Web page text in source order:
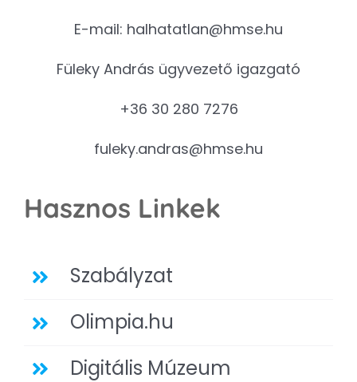
E-mail: halhatatlan@hmse.hu
Füleky András ügyvezető igazgató
+36 30 280 7276
fuleky.andras@hmse.hu
Hasznos Linkek
Szabályzat
Olimpia.hu
Digitális Múzeum